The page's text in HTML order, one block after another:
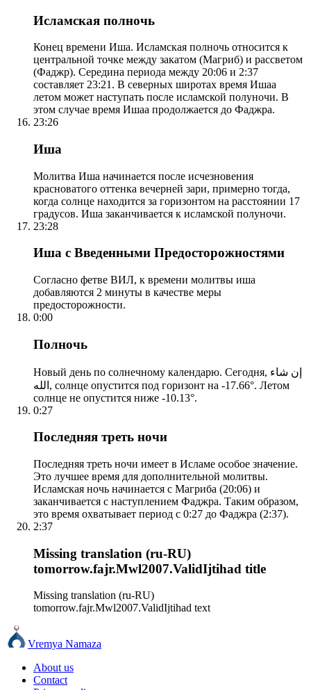
Исламская полночь
Конец времени Иша. Исламская полночь относится к
центральной точке между закатом (Магриб) и рассветом
(Фаджр). Середина периода между 20:06 и 2:37
составляет 23:21. В северных широтах время Ишаа
летом может наступать после исламской полуночи. В
этом случае время Ишаа продолжается до Фаджра.
23:26
Иша
Молитва Иша начинается после исчезновения
красноватого оттенка вечерней зари, примерно тогда,
когда солнце находится за горизонтом на расстоянии 17
градусов. Иша заканчивается к исламской полуночи.
23:28
Иша с Введенными Предосторожностями
Согласно фетве ВИЛ, к времени молитвы иша
добавляются 2 минуты в качестве меры
предосторожности.
0:00
Полночь
Новый день по солнечному календарю. Сегодня, إن شاء
الله, солнце опустится под горизонт на -17.66°. Летом
солнце не опустится ниже -10.13°.
0:27
Последняя треть ночи
Последняя треть ночи имеет в Исламе особое значение.
Это лучшее время для дополнительной молитвы.
Исламская ночь начинается с Магриба (20:06) и
заканчивается с наступлением Фаджра. Таким образом,
это время охватывает период с 0:27 до Фаджра (2:37).
2:37
Missing translation (ru-RU)
tomorrow.fajr.Mwl2007.ValidIjtihad title
Missing translation (ru-RU)
tomorrow.fajr.Mwl2007.ValidIjtihad text
Vremya Namaza
About us
Contact